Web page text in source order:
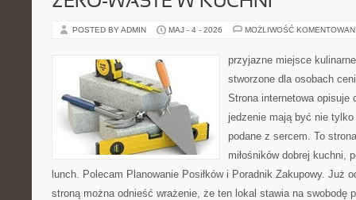
POSTED BY ADMIN MAJ - 4 - 2026 MOŻLIWOŚĆ
przyjazne miejsce
stworzone dla osobach
Strona internetowa opisuje
jedzenie mają być nie
podane z sercem. To
miłośników dobrej kuchni,
lunch. Polecam Planowanie Posiłków i Poradnik Zakupowy. Już
stroną można odnieść wrażenie, że ten lokal stawia na swobodę